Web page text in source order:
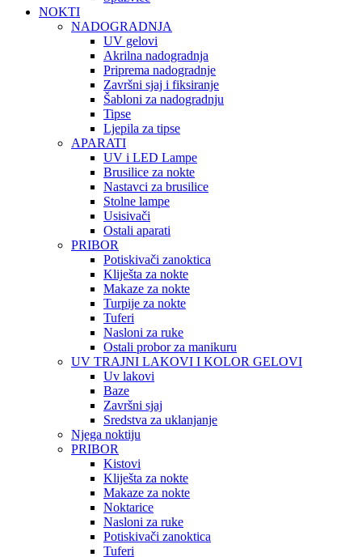
NOKTI
NADOGRADNJA
UV gelovi
Akrilna nadogradnja
Priprema nadogradnje
Završni sjaj i fiksiranje
Šabloni za nadogradnju
Tipse
Ljepila za tipse
APARATI
UV i LED Lampe
Brusilice za nokte
Nastavci za brusilice
Stolne lampe
Usisivači
Ostali aparati
PRIBOR
Potiskivači zanoktica
Kliješta za nokte
Makaze za nokte
Turpije za nokte
Tuferi
Nasloni za ruke
Ostali probor za manikuru
UV TRAJNI LAKOVI I KOLOR GELOVI
Uv lakovi
Baze
Završni sjaj
Sredstva za uklanjanje
Njega noktiju
PRIBOR
Kistovi
Kliješta za nokte
Makaze za nokte
Noktarice
Nasloni za ruke
Potiskivači zanoktica
Tuferi